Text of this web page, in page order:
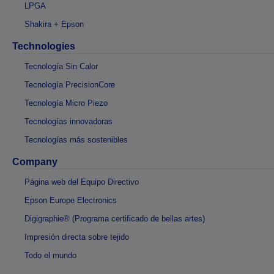
LPGA
Shakira + Epson
Technologies
Tecnología Sin Calor
Tecnología PrecisionCore
Tecnología Micro Piezo
Tecnologías innovadoras
Tecnologías más sostenibles
Company
Página web del Equipo Directivo
Epson Europe Electronics
Digigraphie® (Programa certificado de bellas artes)
Impresión directa sobre tejido
Todo el mundo